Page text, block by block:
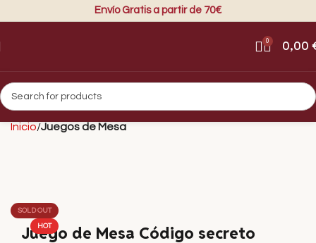
Envío Gratis a partir de 70€
0 0,00
Inicio Juegos de Mesa
SOLD OUT
HOT
Juego de Mesa Código secreto